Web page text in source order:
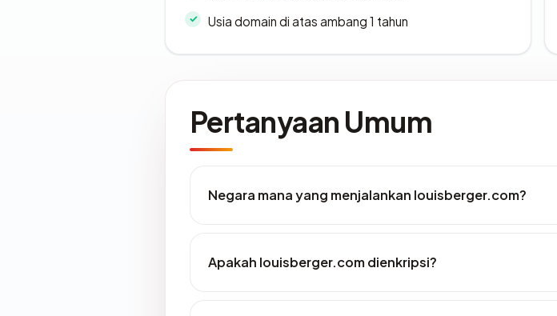
Usia domain di atas ambang 1 tahun
Pertanyaan Umum
Negara mana yang menjalankan louisberger.com?
Apakah louisberger.com dienkripsi?